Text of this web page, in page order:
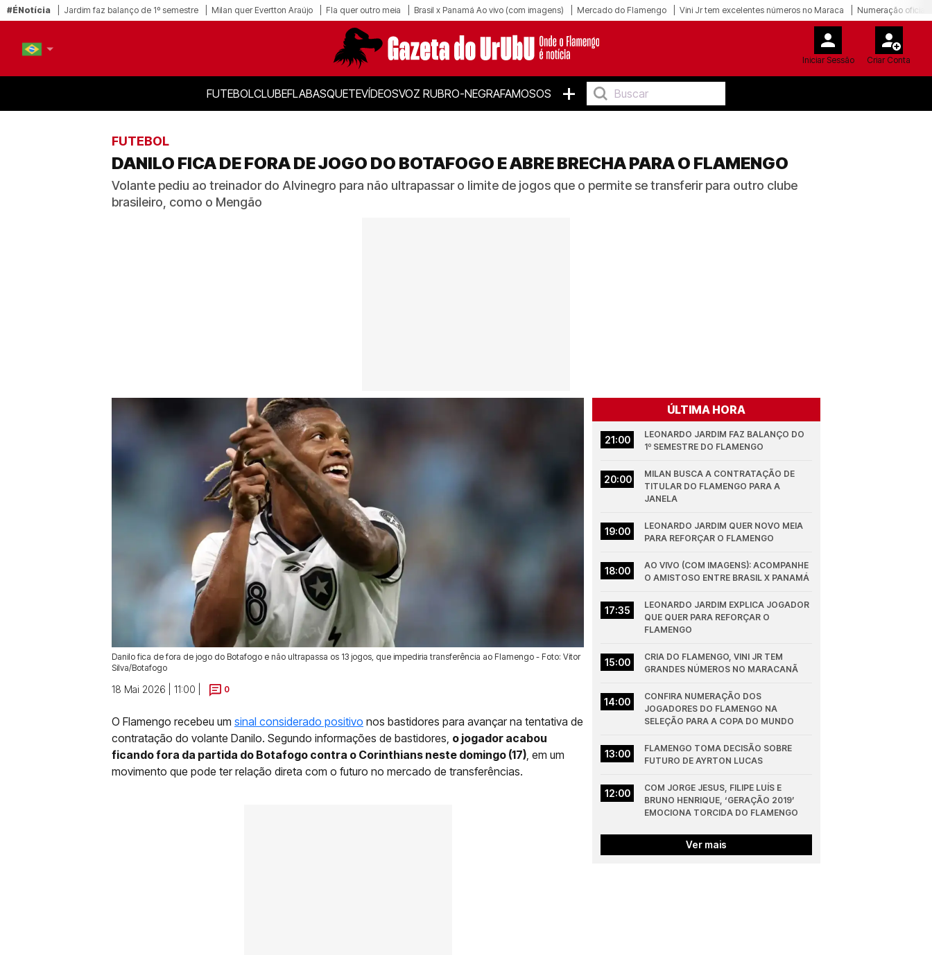
#ÉNotícia Jardim faz balanço de 1º semestre Milan quer Evertton Araújo Fla quer outro meia Brasil x Panamá Ao vivo (com imagens) Mercado do Flamengo Vini Jr tem excelentes números no Maraca Numeração oficial
Iniciar Sessão Criar Conta
FUTEBOLCLUBEFLABASQUETEVÍDEOSVOZ RUBRO-NEGRAFAMOSOS +
FUTEBOL
DANILO FICA DE FORA DE JOGO DO BOTAFOGO E ABRE BRECHA PARA O FLAMENGO
Volante pediu ao treinador do Alvinegro para não ultrapassar o limite de jogos que o permite se transferir para outro clube
brasileiro, como o Mengão
Danilo fica de fora de jogo do Botafogo e não ultrapassa os 13 jogos, que impediria transferência ao Flamengo - Foto: Vitor
Silva/Botafogo
18 Mai 2026 | 11:00 | 0
O Flamengo recebeu um sinal considerado positivo nos bastidores para avançar na tentativa de
contratação do volante Danilo. Segundo informações de bastidores, o jogador acabou
ficando fora da partida do Botafogo contra o Corinthians neste domingo (17), em um
movimento que pode ter relação direta com o futuro no mercado de transferências.
ÚLTIMA HORA
21:00
LEONARDO JARDIM FAZ BALANÇO DO
1º SEMESTRE DO FLAMENGO
20:00
MILAN BUSCA A CONTRATAÇÃO DE
TITULAR DO FLAMENGO PARA A
JANELA
19:00
LEONARDO JARDIM QUER NOVO MEIA
PARA REFORÇAR O FLAMENGO
18:00
AO VIVO (COM IMAGENS): ACOMPANHE
O AMISTOSO ENTRE BRASIL X PANAMÁ
17:35
LEONARDO JARDIM EXPLICA JOGADOR
QUE QUER PARA REFORÇAR O
FLAMENGO
15:00
CRIA DO FLAMENGO, VINI JR TEM
GRANDES NÚMEROS NO MARACANÃ
14:00
CONFIRA NUMERAÇÃO DOS
JOGADORES DO FLAMENGO NA
SELEÇÃO PARA A COPA DO MUNDO
13:00
FLAMENGO TOMA DECISÃO SOBRE
FUTURO DE AYRTON LUCAS
12:00
COM JORGE JESUS, FILIPE LUÍS E
BRUNO HENRIQUE, ‘GERAÇÃO 2019’
EMOCIONA TORCIDA DO FLAMENGO
Ver mais